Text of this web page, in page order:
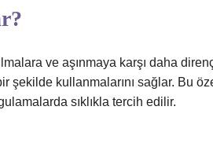
ve aşınmaya karşı daha
şekilde kullanmalarını sağlar. Bu
sıklıkla tercih edilir.